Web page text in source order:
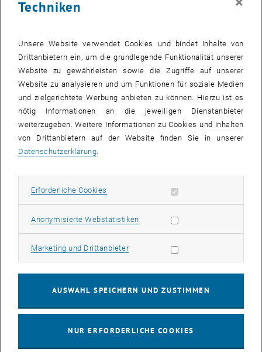
Europäischen Territorialen Kohäsion und grenzüberschreitender
Fokus liegt dabei auf Süd- und Zentraleuropa sowie auf
Visitenkarte, öffnet eine externe URL in einem neuen Fenster
|Publikationsliste, öffnet eine externe URL in einem
Lehre
Universitätsassistentin
Techniken
Unsere Website verwendet Cookies und bindet Inhalte von
Drittanbietern ein, um die grundlegende Funktionalität unserer
Website zu gewährleisten sowie die Zugriffe auf unserer
Website zu analysieren und um Funktionen für soziale Medien
und zielgerichtete Werbung anbieten zu können. Hierzu ist es
nötig Informationen an die jeweiligen Dienstanbieter
weiterzugeben. Weitere Informationen zu Cookies und Inhalten
von Drittanbietern auf der Website finden Sie in unserer
Datenschutzerklärung
Erforderliche Cookies Erforderliche Cookies zulassen
Anonymisierte WebstatistikenStatistik Cookies zulassen
Marketing und DrittanbieterMarketing Cookies zulassen
AUSWAHL SPEICHERN UND ZUSTIMMEN
NUR ERFORDERLICHE COOKIES